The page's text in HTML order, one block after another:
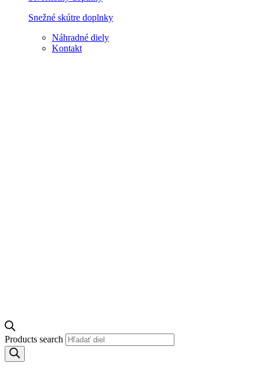
Snežné skútre doplnky
Náhradné diely
Kontakt
Products search